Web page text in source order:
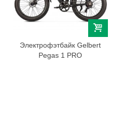
Электрофэтбайк Gelbert
Pegas 1 PRO